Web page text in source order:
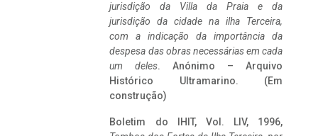
jurisdição da Villa da Praia e da
jurisdição da cidade na ilha Terceira,
com a indicação da importância da
despesa das obras necessárias em cada
um deles. Anónimo – Arquivo
Histórico Ultramarino. (Em
construção)
Boletim do IHIT, Vol. LIV, 1996,